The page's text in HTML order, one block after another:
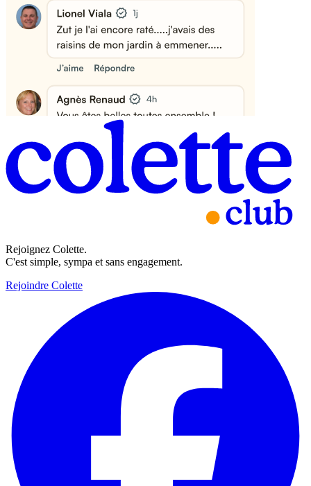
Rejoignez Colette.
C'est simple, sympa et sans engagement.
Rejoindre Colette